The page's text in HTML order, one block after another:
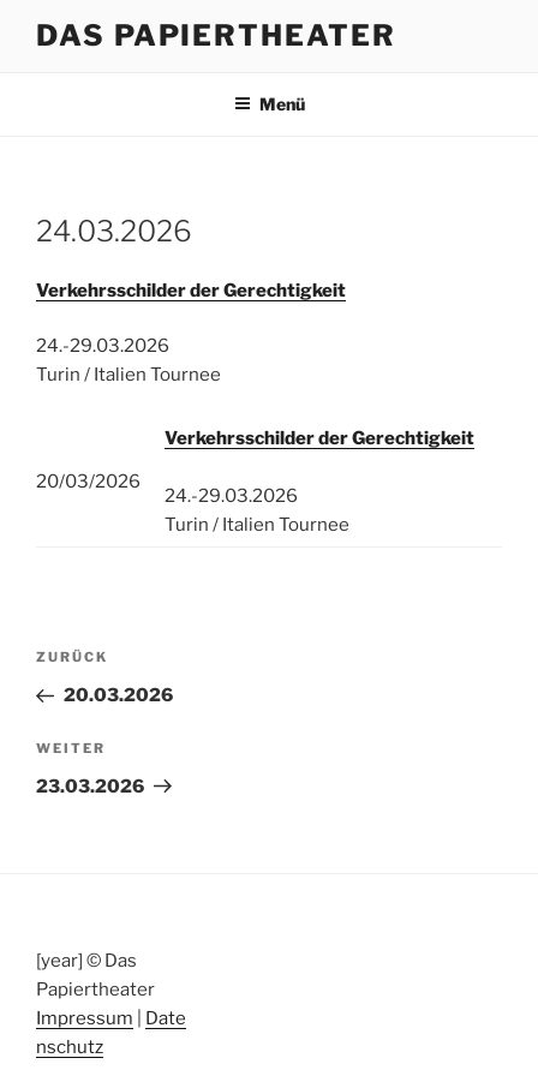
InhaltDAS PAPIERTHEATER
Menü
24.03.2026
Verkehrsschilder der Gerechtigkeit
24.-29.03.2026
Turin / Italien Tournee
20/03/2026
Verkehrsschilder der Gerechtigkeit
24.-29.03.2026
Turin / Italien Tournee
Beitragsnavigation
Vorheriger
Beitrag
ZURÜCK
20.03.2026
Nächster
Beitrag
WEITER
23.03.2026
[year] © Das
Papiertheater
Impressum
Date
nschutz